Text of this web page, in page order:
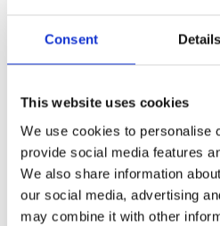
Consent Details
This website uses cookies
We use cookies to personalise
provide social media features
We also share information
our social media, advertising
may combine it with other
Produktmarke:JIECANG
Produktbeschreibung
Datenblatt